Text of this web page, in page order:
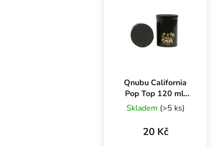
zápachu.
Qnubu California
Pop Top 120 ml,
uzavíratelná
kapesní dóza
Skladem (>5 ks)
20 Kč